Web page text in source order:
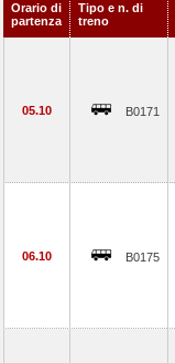
Orario di
partenza
Tipo e n. di
treno
05.10 B0171
06.10 B0175